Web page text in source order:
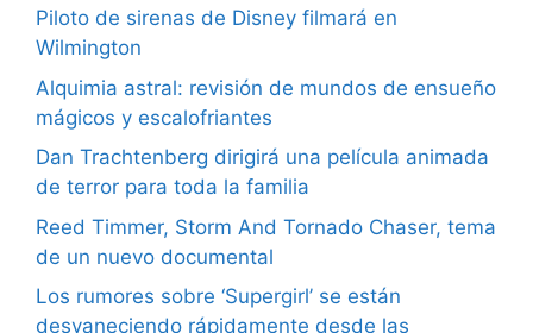
Piloto de sirenas de Disney filmará en
Wilmington
Alquimia astral: revisión de mundos de ensueño
mágicos y escalofriantes
Dan Trachtenberg dirigirá una película animada
de terror para toda la familia
Reed Timmer, Storm And Tornado Chaser, tema
de un nuevo documental
Los rumores sobre ‘Supergirl’ se están
desvaneciendo rápidamente desde las